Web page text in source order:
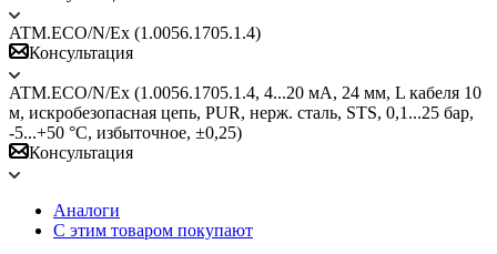
ATM.ECO/N/Ex (1.0056.1705.1.4)
Консультация
ATM.ECO/N/Ex (1.0056.1705.1.4, 4...20 мА, 24 мм, L кабеля 10
м, искробезопасная цепь, PUR, нерж. сталь, STS, 0,1...25 бар,
-5...+50 °C, избыточное, ±0,25)
Консультация
Аналоги
С этим товаром покупают